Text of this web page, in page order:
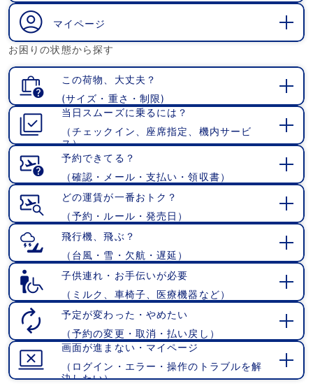
マイページ
お困りの状態から探す
この荷物、大丈夫？
(サイズ・重さ・制限)
当日スムーズに乗るには？
（チェックイン、座席指定、機内サービ
ス）
予約できてる？
（確認・メール・支払い・領収書）
どの運賃が一番おトク？
（予約・ルール・発売日）
飛行機、飛ぶ？
（台風・雪・欠航・遅延）
子供連れ・お手伝いが必要
（ミルク、車椅子、医療機器など）
予定が変わった・やめたい
（予約の変更・取消・払い戻し）
画面が進まない・マイページ
（ログイン・エラー・操作のトラブルを解
決したい）